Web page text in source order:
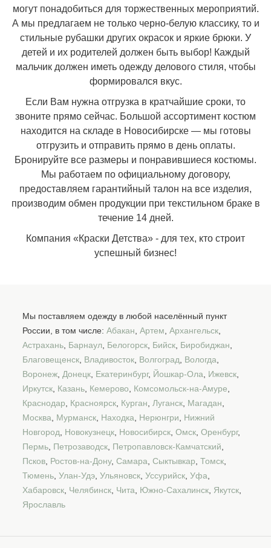
могут понадобиться для торжественных мероприятий.
А мы предлагаем не только черно-белую классику, то и
стильные рубашки других окрасок и яркие брюки. У
детей и их родителей должен быть выбор! Каждый
мальчик должен иметь одежду делового стиля, чтобы
формировался вкус.
Если Вам нужна отгрузка в кратчайшие сроки, то
звоните прямо сейчас. Большой ассортимент костюм
находится на складе в Новосибирске — мы готовы
отгрузить и отправить прямо в день оплаты.
Бронируйте все размеры и понравившиеся костюмы.
Мы работаем по официальному договору,
предоставляем гарантийный талон на все изделия,
производим обмен продукции при текстильном браке в
течение 14 дней.
Компания «Краски Детства» - для тех, кто строит
успешный бизнес!
Мы поставляем одежду в любой населённый пункт
России, в том числе: Абакан Артем Архангельск
Астрахань Барнаул Белогорск Бийск Биробиджан
Благовещенск Владивосток Волгоград Вологда
Воронеж Донецк Екатеринбург, Йошкар-Ола Ижевск
Иркутск Казань Кемерово Комсомольск-на-Амуре
Краснодар
Красноярск Курган Луганск Магадан
Москва
Мурманск Находка Нерюнгри
Нижний
Новгород
Новокузнецк Новосибирск Омск Оренбург,
Пермь Петрозаводск Петропавловск-Камчатский
Псков Ростов-на-Дону, Самара Сыктывкар Томск
Тюмень Улан-Удэ Ульяновск Уссурийск Уфа
Хабаровск Челябинск Чита Южно-Сахалинск Якутск
Ярославль